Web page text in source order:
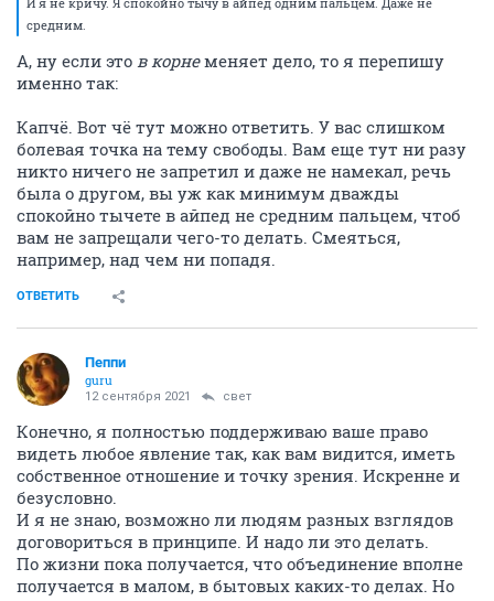
средним.
А, ну если это в корнеменяет дело, то я перепишу
именно так:
Капчё. Вот чё тут можно ответить. У вас слишком
болевая точка на тему свободы. Вам еще тут ни разу
никто ничего не запретил и даже не намекал, речь
была о другом, вы уж как минимум дважды
спокойно тычете в айпед не средним пальцем, чтоб
вам не запрещали чего-то делать. Смеяться,
например, над чем ни попадя.
ОТВЕТИТЬ
Пeппи
guru
12 сентября 2021 свет
Конечно, я полностью поддерживаю ваше право
видеть любое явление так, как вам видится, иметь
собственное отношение и точку зрения. Искренне и
безусловно.
И я не знаю, возможно ли людям разных взглядов
договориться в принципе. И надо ли это делать.
По жизни пока получается, что объединение вполне
получается в малом, в бытовых каких-то делах. Но